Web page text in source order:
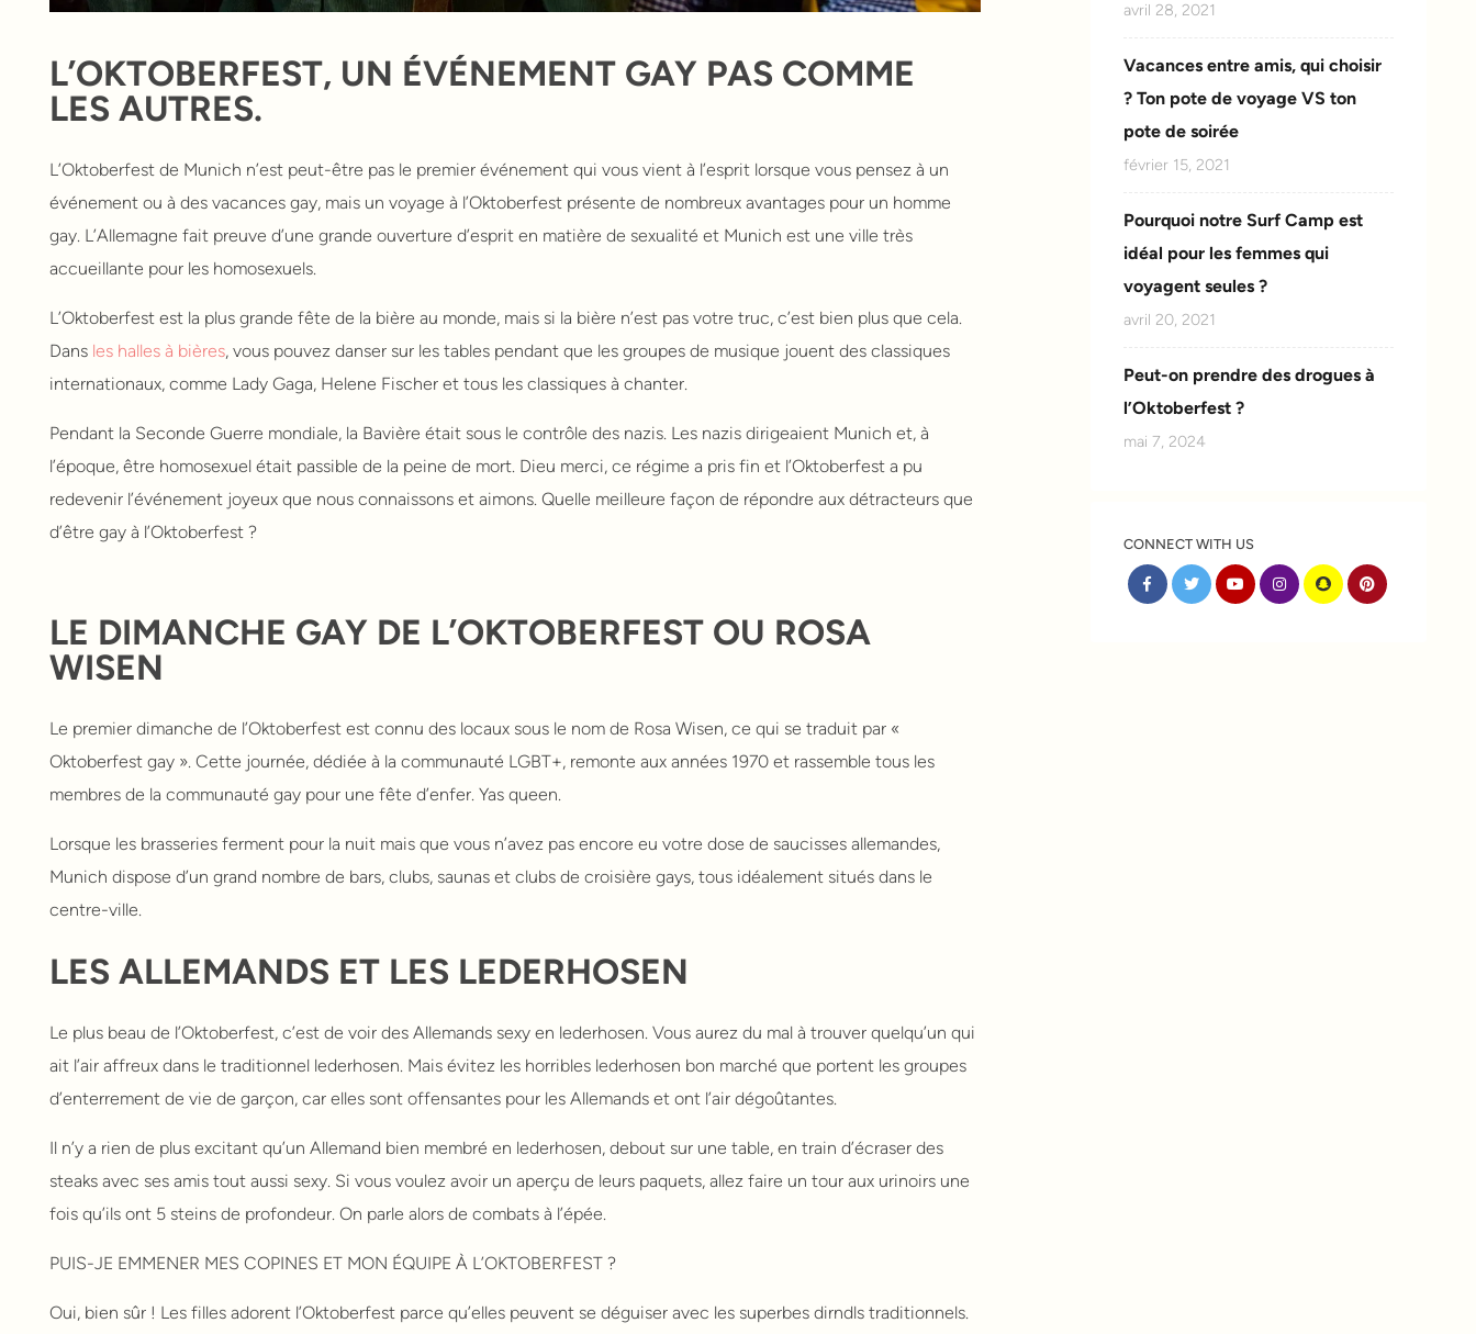
L’OKTOBERFEST, UN ÉVÉNEMENT GAY PAS COMME
LES AUTRES.
L’Oktoberfest de Munich n’est peut-être pas le premier événement qui vous vient à l’esprit lorsque vous pensez à un
événement ou à des vacances gay, mais un voyage à l’Oktoberfest présente de nombreux avantages pour un homme
gay. L’Allemagne fait preuve d’une grande ouverture d’esprit en matière de sexualité et Munich est une ville très
accueillante pour les homosexuels.
L’Oktoberfest est la plus grande fête de la bière au monde, mais si la bière n’est pas votre truc, c’est bien plus que cela.
Dans les halles à bières, vous pouvez danser sur les tables pendant que les groupes de musique jouent des classiques
internationaux, comme Lady Gaga, Helene Fischer et tous les classiques à chanter.
Pendant la Seconde Guerre mondiale, la Bavière était sous le contrôle des nazis. Les nazis dirigeaient Munich et, à
l’époque, être homosexuel était passible de la peine de mort. Dieu merci, ce régime a pris fin et l’Oktoberfest a pu
redevenir l’événement joyeux que nous connaissons et aimons. Quelle meilleure façon de répondre aux détracteurs que
d’être gay à l’Oktoberfest ?
LE DIMANCHE GAY DE L’OKTOBERFEST OU ROSA
WISEN
Le premier dimanche de l’Oktoberfest est connu des locaux sous le nom de Rosa Wisen, ce qui se traduit par «
Oktoberfest gay ». Cette journée, dédiée à la communauté LGBT+, remonte aux années 1970 et rassemble tous les
membres de la communauté gay pour une fête d’enfer. Yas queen.
Lorsque les brasseries ferment pour la nuit mais que vous n’avez pas encore eu votre dose de saucisses allemandes,
Munich dispose d’un grand nombre de bars, clubs, saunas et clubs de croisière gays, tous idéalement situés dans le
centre-ville.
LES ALLEMANDS ET LES LEDERHOSEN
Le plus beau de l’Oktoberfest, c’est de voir des Allemands sexy en lederhosen. Vous aurez du mal à trouver quelqu’un qui
ait l’air affreux dans le traditionnel lederhosen. Mais évitez les horribles lederhosen bon marché que portent les groupes
d’enterrement de vie de garçon, car elles sont offensantes pour les Allemands et ont l’air dégoûtantes.
Il n’y a rien de plus excitant qu’un Allemand bien membré en lederhosen, debout sur une table, en train d’écraser des
steaks avec ses amis tout aussi sexy. Si vous voulez avoir un aperçu de leurs paquets, allez faire un tour aux urinoirs une
fois qu’ils ont 5 steins de profondeur. On parle alors de combats à l’épée.
PUIS-JE EMMENER MES COPINES ET MON ÉQUIPE À L’OKTOBERFEST ?
Oui, bien sûr ! Les filles adorent l’Oktoberfest parce qu’elles peuvent se déguiser avec les superbes dirndls traditionnels.
avril 28, 2021
Vacances entre amis, qui choisir
? Ton pote de voyage VS ton
pote de soirée
février 15, 2021
Pourquoi notre Surf Camp est
idéal pour les femmes qui
voyagent seules ?
avril 20, 2021
Peut-on prendre des drogues à
l’Oktoberfest ?
mai 7, 2024
CONNECT WITH US